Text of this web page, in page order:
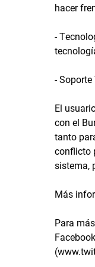
hacer
-
-
El
con el
tanto
conflicto
sistema,
Más
Para